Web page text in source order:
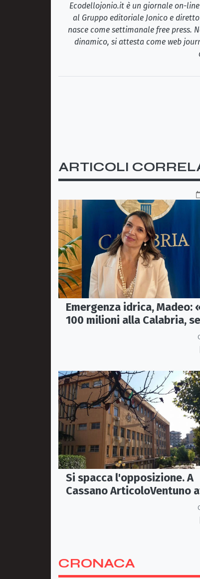
Ecodellojonio.it è un giornale on-
al Gruppo editoriale Jonico e
nasce come settimanale free press.
dinamico, si attesta come web
ARTICOLI
Emergenza idrica, Madeo:
100 milioni alla Calabria,
Si spacca l'opposizione. A
Cassano ArticoloVentuno
Avena e ne chiede le
CRONACA